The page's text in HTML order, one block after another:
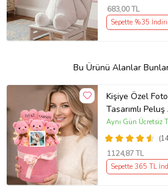
683,00 TL
Sepette %35
Bu Ürünü Alanlar
Kişiye Özel
Tasarımlı
(Pembe)
Aynı Gün Ücretsiz
1124,87 TL
Sepette 365 TL